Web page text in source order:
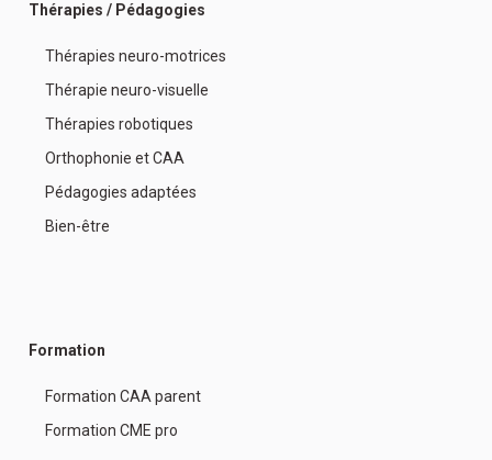
Thérapies / Pédagogies
Thérapies neuro-motrices
Thérapie neuro-visuelle
Thérapies robotiques
Orthophonie et CAA
Pédagogies adaptées
Bien-être
Formation
Formation CAA parent
Formation CME pro